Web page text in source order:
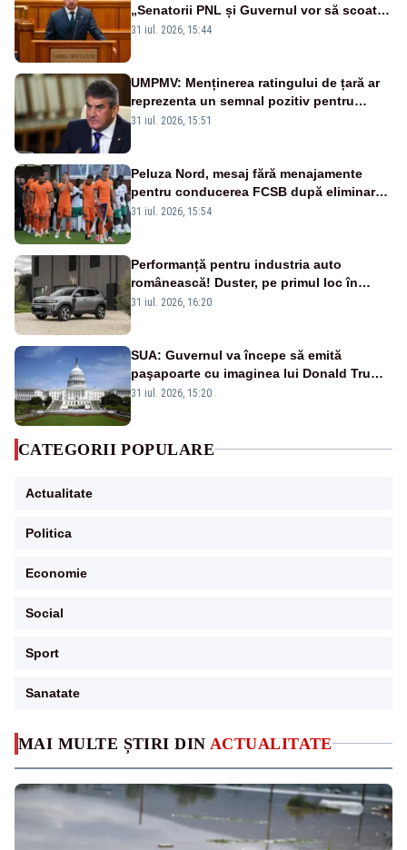
MAI MULTE ȘTIRI DIN ACTUALITATE
„Senatorii PNL și Guvernul vor să scoată
la vânzare bunuri publice pentru a stinge
31 iul. 2026, 15:44
UMPMV: Menținerea ratingului de țară ar
reprezenta un semnal pozitiv pentru
România. Autoritățile trebuie să continue
31 iul. 2026, 15:51
Peluza Nord, mesaj fără menajamente
pentru conducerea FCSB după eliminarea
rușinoasă din Conference League
31 iul. 2026, 15:54
Performanță pentru industria auto
românească! Duster, pe primul loc în
topul vânzărilor din Ucraina
31 iul. 2026, 16:20
SUA: Guvernul va începe să emită
paşapoarte cu imaginea lui Donald Trump
începând cu 8 august
31 iul. 2026, 15:20
CATEGORII POPULARE
Actualitate
Politica
Economie
Social
Sport
Sanatate